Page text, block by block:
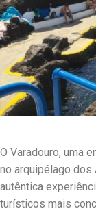
O Varadouro, uma
no arquipélago
autêntica
turísticos mais